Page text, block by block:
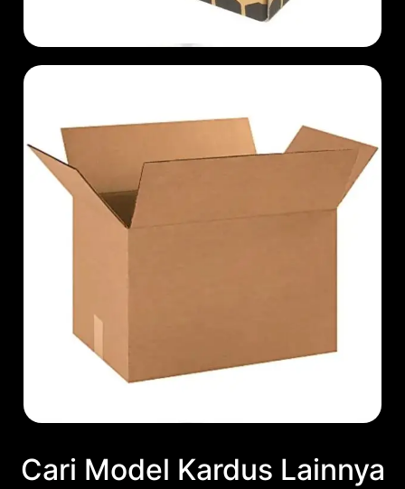
Cari Model Kardus Lainnya